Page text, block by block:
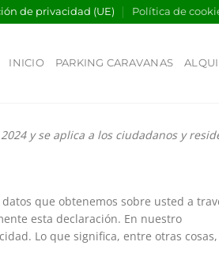
de privacidad (UE) Política de
INICIO PARKING CARAVANAS
y se aplica a los ciudadanos y
que obtenemos sobre usted a
esta declaración. En nuestro
Lo que significa, entre otras